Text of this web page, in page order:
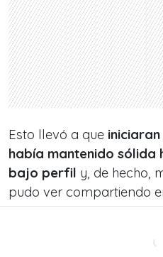
Esto llevó a que
había mantenido sólida
bajo perfil y, de hecho,
pudo ver compartiendo